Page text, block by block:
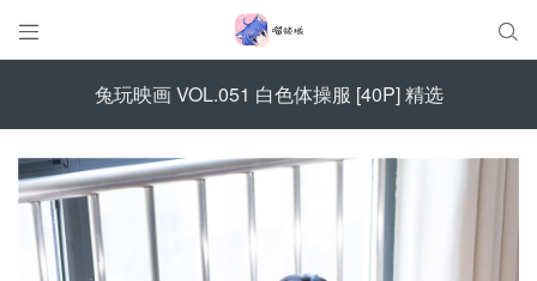
 
兔玩映画 VOL.051 白色体操服 [40P] 精选